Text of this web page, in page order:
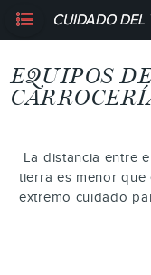
EQUIPOS
La distancia entre
tierra es menor
extremo cuidado